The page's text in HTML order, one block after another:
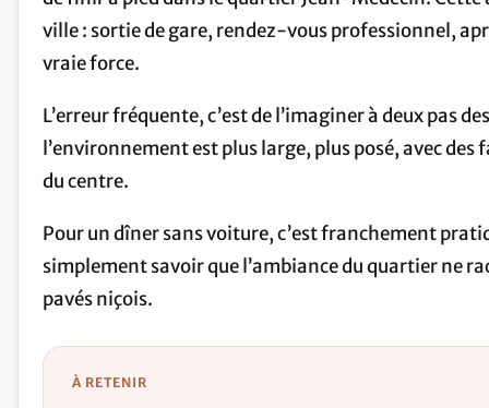
ville : sortie de gare, rendez-vous professionnel,
vraie force.
L’erreur fréquente, c’est de l’imaginer à deux pas
l’environnement est plus large, plus posé, avec
du centre.
Pour un dîner sans voiture, c’est franchement
simplement savoir que l’ambiance du quartier ne
pavés niçois.
À RETENIR